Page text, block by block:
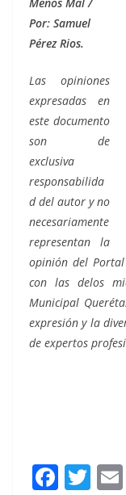
Por: Samuel
Pérez Rios.
Las opiniones
expresadas en
este documento
son de
exclusiva
responsabilida
d del autor y no
necesariamente
representan la
opinión del
con las delos
Municipal
expresión y la
de expertos
F T